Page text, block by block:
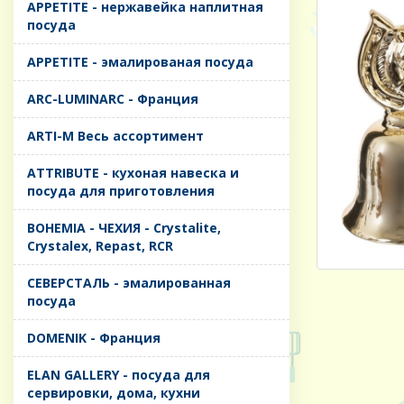
APPETITE - нержавейка наплитная
посуда
APPETITE - эмалированая посуда
ARC-LUMINARC - Франция
ARTI-M Весь ассортимент
ATTRIBUTE - кухоная навеска и
посуда для приготовления
BOHEMIA - ЧЕХИЯ - Crystalite,
Crystalex, Repast, RCR
CЕВЕРСТАЛЬ - эмалированная
посуда
DOMENIK - Франция
ELAN GALLERY - посуда для
сервировки, дома, кухни